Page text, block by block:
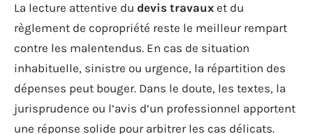
La lecture attentive du devis travaux et du
règlement de copropriété reste le meilleur rempart
contre les malentendus. En cas de situation
inhabituelle, sinistre ou urgence, la répartition des
dépenses peut bouger. Dans le doute, les textes, la
jurisprudence ou l’avis d’un professionnel apportent
une réponse solide pour arbitrer les cas délicats.